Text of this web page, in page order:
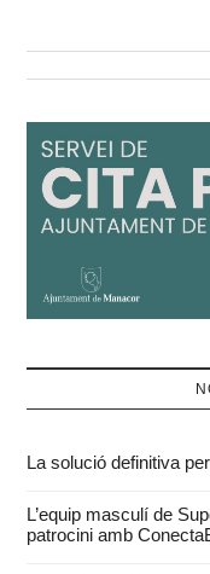
La solució definitiva
L’equip masculí de
patrocini amb